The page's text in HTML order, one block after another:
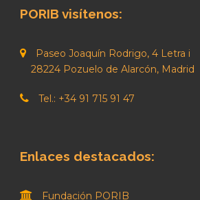
PORIB visítenos:
Paseo Joaquín Rodrigo, 4 Letra i
28224 Pozuelo de Alarcón, Madrid
Tel.: +34 91 715 91 47
Enlaces destacados:
Fundación PORIB